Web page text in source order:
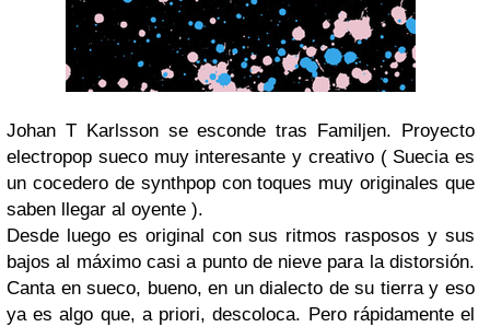
Johan T Karlsson se esconde tras Familjen. Proyecto
electropop sueco muy interesante y creativo ( Suecia es
un cocedero de synthpop con toques muy originales que
saben llegar al oyente ).
Desde luego es original con sus ritmos rasposos y sus
bajos al máximo casi a punto de nieve para la distorsión.
Canta en sueco, bueno, en un dialecto de su tierra y eso
ya es algo que, a priori, descoloca. Pero rápidamente el